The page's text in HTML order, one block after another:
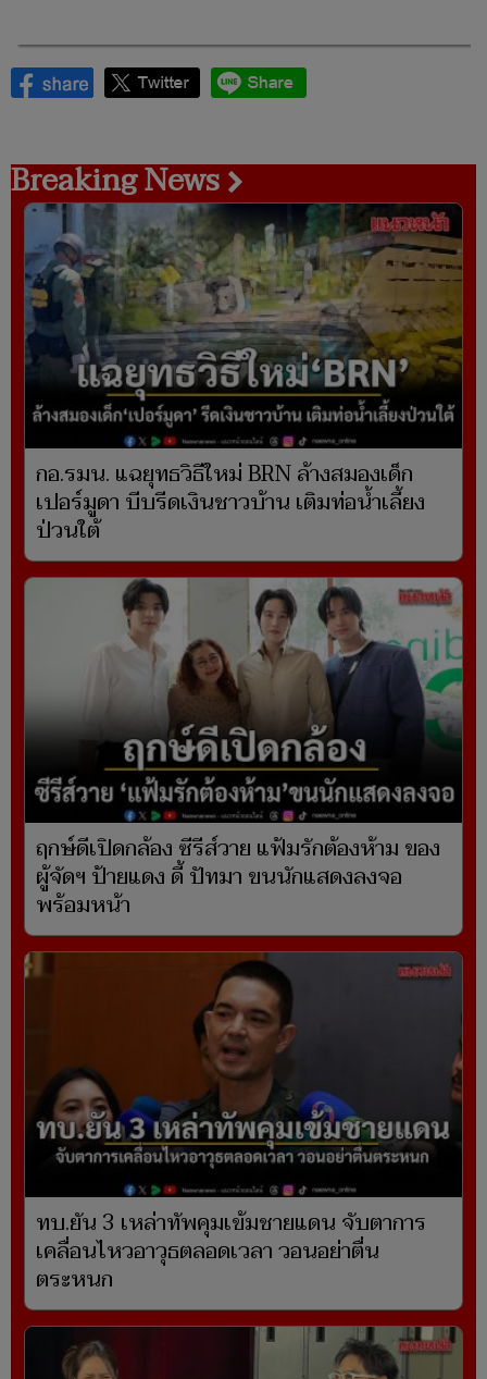
Breaking News
กอ.รมน. แฉยุทธวิธีใหม่ BRN ล้างสมองเด็ก
เปอร์มูดา บีบรีดเงินชาวบ้าน เติมท่อน้ำเลี้ยง
ป่วนใต้
ฤกษ์ดีเปิดกล้อง ซีรีส์วาย แฟ้มรักต้องห้าม ของ
ผู้จัดฯ ป้ายแดง ดี้ ปัทมา ขนนักแสดงลงจอ
พร้อมหน้า
ทบ.ยัน 3 เหล่าทัพคุมเข้มชายแดน จับตาการ
เคลื่อนไหวอาวุธตลอดเวลา วอนอย่าตื่น
ตระหนก